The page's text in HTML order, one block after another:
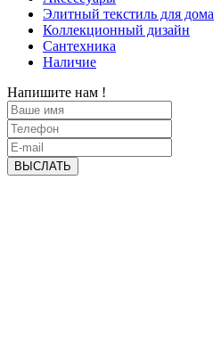
Элитный текстиль для дома
Коллекционный дизайн
Сантехника
Наличие
Напишите нам !
ВЫСЛАТЬ